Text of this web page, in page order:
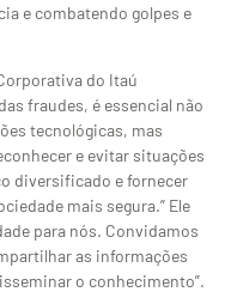
e combatendo golpes e
do Itaú
fraudes, é essencial não
tecnológicas, mas
e evitar situações
diversificado e fornecer
mais segura.” Ele
para nós. Convidamos
as informações
o conhecimento”.